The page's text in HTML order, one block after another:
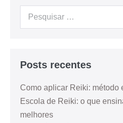
Posts recentes
Como aplicar Reiki: método
Escola de Reiki: o que
melhores